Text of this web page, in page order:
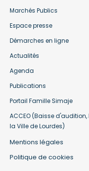
Marchés Publics
Espace presse
Démarches en ligne
Actualités
Agenda
Publications
Portail Famille Simaje
ACCEO (Baisse
la Ville de Lourdes)
Mentions légales
Politique de cookies